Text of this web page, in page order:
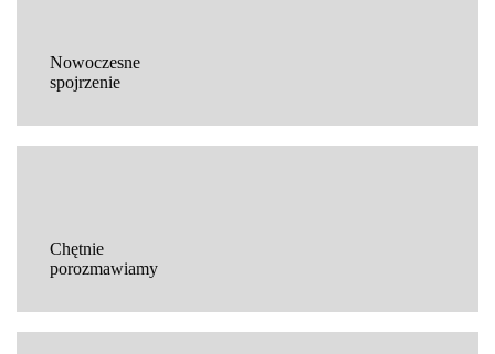
Nowoczesne
spojrzenie
Chętnie
porozmawiamy